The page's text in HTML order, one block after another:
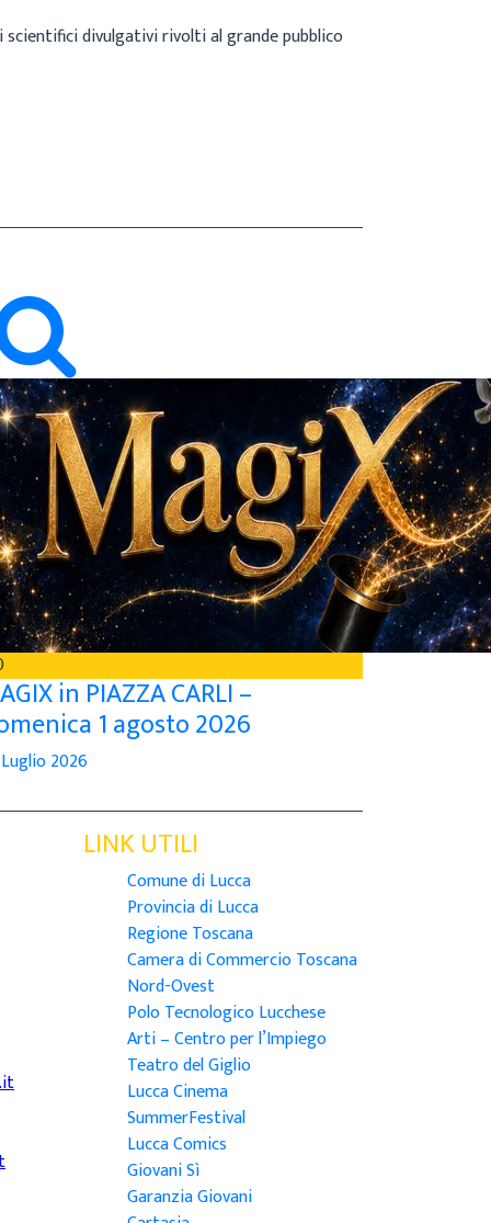
divulgativi rivolti al grande pubblico
in PIAZZA CARLI –
1 agosto 2026
2026
LINK UTILI
Comune di Lucca
Provincia di Lucca
Regione Toscana
Camera di Commercio Toscana
Nord-Ovest
Polo Tecnologico Lucchese
Arti – Centro per l’Impiego
Teatro del Giglio
Lucca Cinema
SummerFestival
Lucca Comics
Giovani Sì
Garanzia Giovani